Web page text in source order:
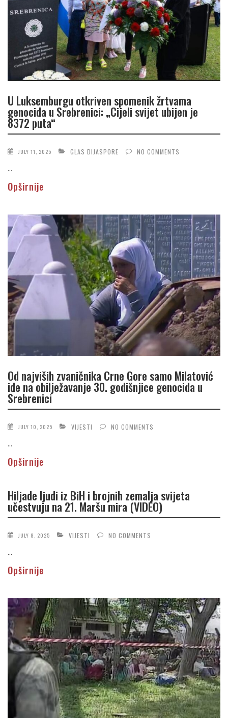
U Luksemburgu otkriven spomenik žrtvama
genocida u Srebrenici: „Cijeli svijet ubijen je
8372 puta“
JULY 11, 2025 GLAS DIJASPORE NO COMMENTS
...
Opširnije
Od najviših zvaničnika Crne Gore samo Milatović
ide na obilježavanje 30. godišnjice genocida u
Srebrenici
JULY 10, 2025 VIJESTI NO COMMENTS
...
Opširnije
Hiljade ljudi iz BiH i brojnih zemalja svijeta
učestvuju na 21. Maršu mira (VIDEO)
JULY 8, 2025 VIJESTI NO COMMENTS
...
Opširnije